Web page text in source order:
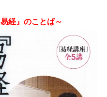
経』のことば～